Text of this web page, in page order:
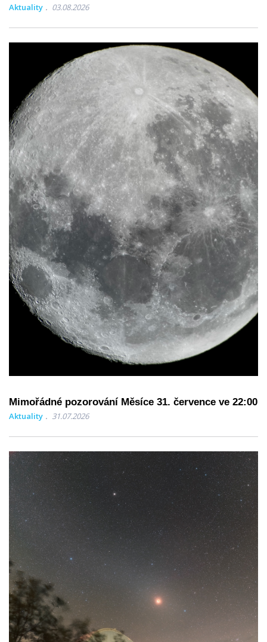
Aktuality 03.08.2026
Mimořádné pozorování Měsíce 31. července ve 22:00
Aktuality 31.07.2026